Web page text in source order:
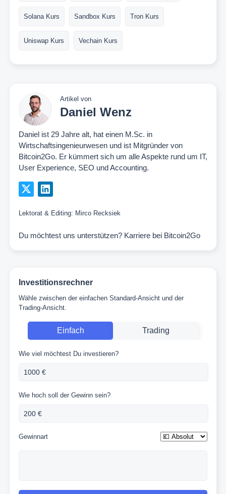
Solana Kurs Sandbox Kurs Tron Kurs
Uniswap Kurs Vechain Kurs
Artikel von
Daniel Wenz
Daniel ist 29 Jahre alt, hat einen M.Sc. in
Wirtschaftsingenieurwesen und ist Mitgründer von
Bitcoin2Go. Er kümmert sich um alle Aspekte rund um IT,
User Experience, SEO und Accounting.
Lektorat & Editing: Mirco Recksiek
Du möchtest uns unterstützen? Karriere bei Bitcoin2Go
Investitionsrechner
Wähle zwischen der einfachen Standard-Ansicht und der
Trading-Ansicht.
Einfach Trading
Wie viel möchtest Du investieren?
Wie hoch soll der Gewinn sein?
Gewinnart